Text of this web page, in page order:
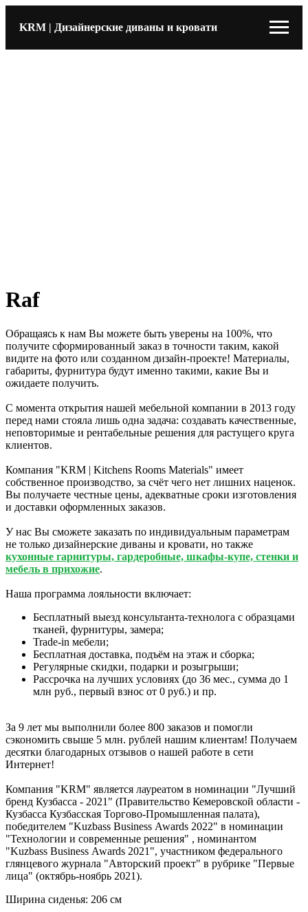
KRM | Дизайнерские диваны и кровати
Raf
Обращаясь к нам Вы можете быть уверены на 100%, что
получите сформированный заказ в точности таким, какой
видите на фото или созданном дизайн-проекте! Материалы,
габариты, фурнитура будут именно такими, какие Вы и
ожидаете получить.
С момента открытия нашей мебельной компании в 2013 году
перед нами стояла лишь одна задача: создавать качественные,
неповторимые и рентабельные решения для растущего круга
клиентов.
Компания "KRM | Kitchens Rooms Materials" имеет
собственное производство, за счёт чего нет лишних наценок.
Вы получаете честные цены, адекватные сроки изготовления
и доставки оформленных заказов.
У нас Вы сможете заказать по индивидуальным параметрам
не только дизайнерские диваны и кровати, но также
кухонные гарнитуры, гардеробные, шкафы-купе, стенки и
мебель в прихожие.
Наша программа лояльности включает:
Бесплатный выезд консультанта-технолога с образцами
тканей, фурнитуры, замера;
Trade-in мебели;
Бесплатная доставка, подъём на этаж и сборка;
Регулярные скидки, подарки и розыгрыши;
Рассрочка на лучших условиях (до 36 мес., сумма до 1
млн руб., первый взнос от 0 руб.) и пр.
За 9 лет мы выполнили более 800 заказов и помогли
сэкономить свыше 5 млн. рублей нашим клиентам! Получаем
десятки благодарных отзывов о нашей работе в сети
Интернет!
Компания "KRM" является лауреатом в номинации "Лучший
бренд Кузбасса - 2021" (Правительство Кемеровской области -
Кузбасса Кузбасская Торгово-Промышленная палата),
победителем "Kuzbass Business Awards 2022" в номинации
"Технологии и современные решения" , номинантом
"Kuzbass Business Awards 2021", участником федерального
глянцевого журнала "Авторский проект" в рубрике "Первые
лица" (октябрь-ноябрь 2021).
Ширина сиденья: 206 см